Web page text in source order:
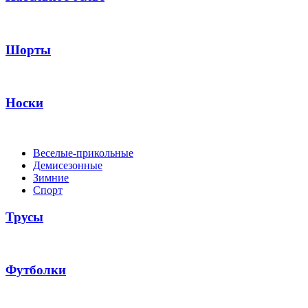
Шорты
Носки
Веселые-прикольные
Демисезонные
Зимние
Спорт
Трусы
Футболки